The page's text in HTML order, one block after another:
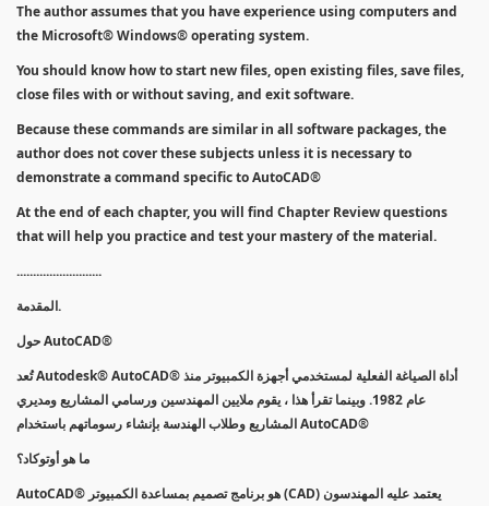
The author assumes that you have experience using computers and
the Microsoft® Windows® operating system.
You should know how to start new files, open existing files, save files,
close files with or without saving, and exit software.
Because these commands are similar in all software packages, the
author does not cover these subjects unless it is necessary to
demonstrate a command specific to AutoCAD®
At the end of each chapter, you will find Chapter Review questions
that will help you practice and test your mastery of the material.
..........................
المقدمة.
حول AutoCAD®
تُعد Autodesk® AutoCAD® أداة الصياغة الفعلية لمستخدمي أجهزة الكمبيوتر منذ
عام 1982. وبينما تقرأ هذا ، يقوم ملايين المهندسين ورسامي المشاريع ومديري
المشاريع وطلاب الهندسة بإنشاء رسوماتهم باستخدام AutoCAD®
ما هو أوتوكاد؟
AutoCAD® هو برنامج تصميم بمساعدة الكمبيوتر (CAD) يعتمد عليه المهندسون